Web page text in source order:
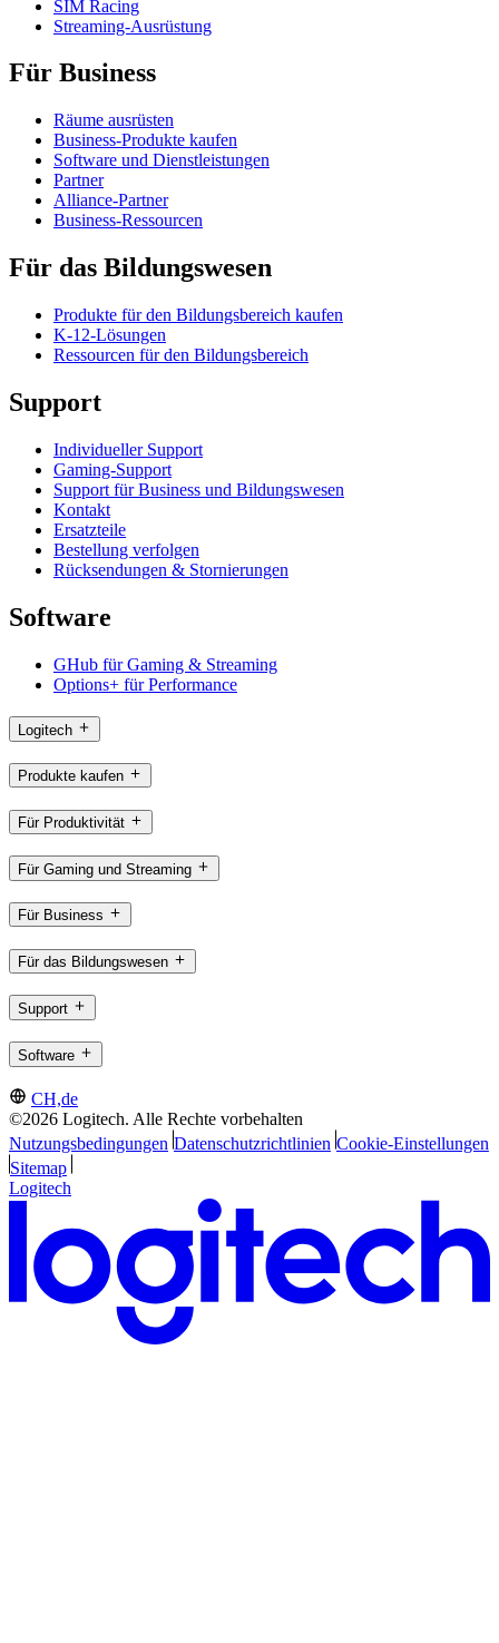
SIM Racing
Streaming-Ausrüstung
Für Business
Räume ausrüsten
Business-Produkte kaufen
Software und Dienstleistungen
Partner
Alliance-Partner
Business-Ressourcen
Für das Bildungswesen
Produkte für den Bildungsbereich kaufen
K-12-Lösungen
Ressourcen für den Bildungsbereich
Support
Individueller Support
Gaming-Support
Support für Business und Bildungswesen
Kontakt
Ersatzteile
Bestellung verfolgen
Rücksendungen & Stornierungen
Software
GHub für Gaming & Streaming
Options+ für Performance
Logitech
Produkte kaufen
Für Produktivität
Für Gaming und Streaming
Für Business
Für das Bildungswesen
Support
Software
CH,de
©2026 Logitech. Alle Rechte vorbehalten
Nutzungsbedingungen Datenschutzrichtlinien Cookie-Einstellungen
Sitemap
Logitech